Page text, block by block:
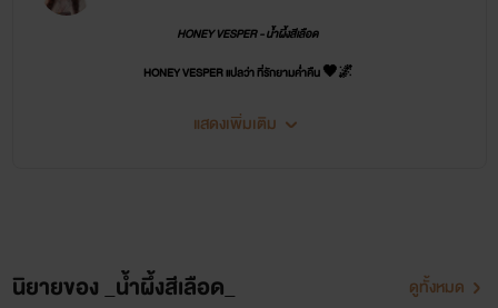
HONEY VESPER - น้ำผึ้งสีเลือด
HONEY VESPER แปลว่า ที่รักยามค่ำคืน 🖤🌌
ขอบคุณที่ติดตามผลงานค่ะ 🙏💙🙇‍♀️
แสดงเพิ่มเติม
นิยายของ _น้ำผึ้งสีเลือด_ ดูทั้งหมด